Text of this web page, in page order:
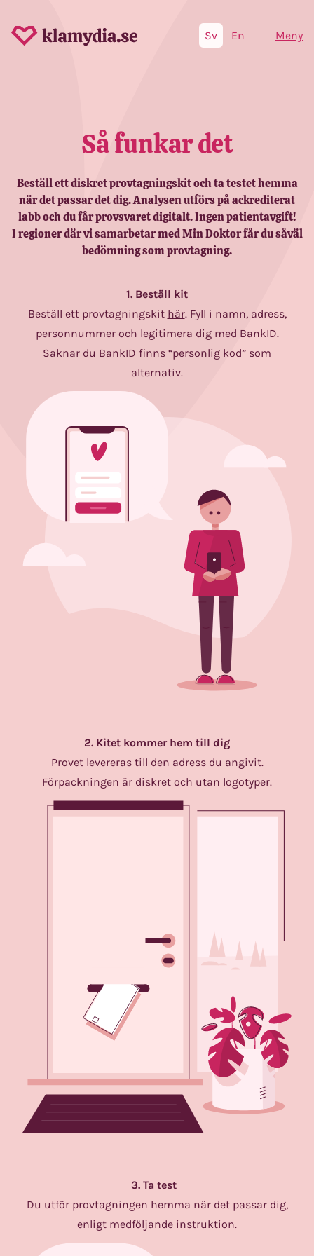
Sv En Meny
Så funkar det
Beställ ett diskret provtagningskit och ta testet hemma
när det passar det dig. Analysen utförs på ackrediterat
labb och du får provsvaret digitalt. Ingen patientavgift!
I regioner där vi samarbetar med Min Doktor får du såväl
bedömning som provtagning.
1. Beställ kit
Beställ ett provtagningskit här. Fyll i namn, adress,
personnummer och legitimera dig med BankID.
Saknar du BankID finns “personlig kod” som
alternativ.
2. Kitet kommer hem till dig
Provet levereras till den adress du angivit.
Förpackningen är diskret och utan logotyper.
3. Ta test
Du utför provtagningen hemma när det passar dig,
enligt medföljande instruktion.